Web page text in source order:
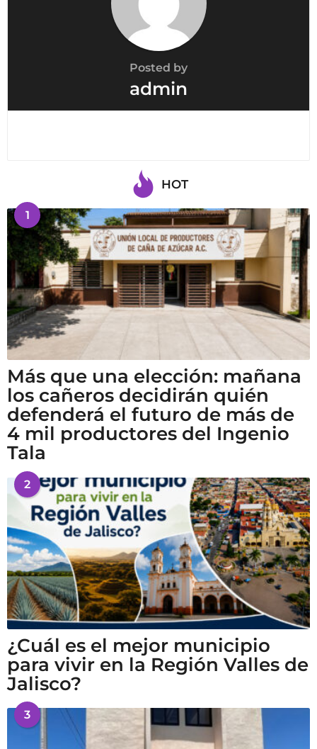
Posted by
admin
HOT
1
Más que una elección: mañana
los cañeros decidirán quién
defenderá el futuro de más de
4 mil productores del Ingenio
Tala
2
¿Cuál es el mejor municipio
para vivir en la Región Valles de
Jalisco?
3